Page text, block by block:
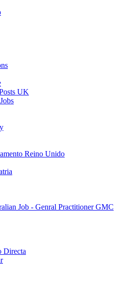
UK
Reino Unido
Job - Genral Practitioner GMC
Directa